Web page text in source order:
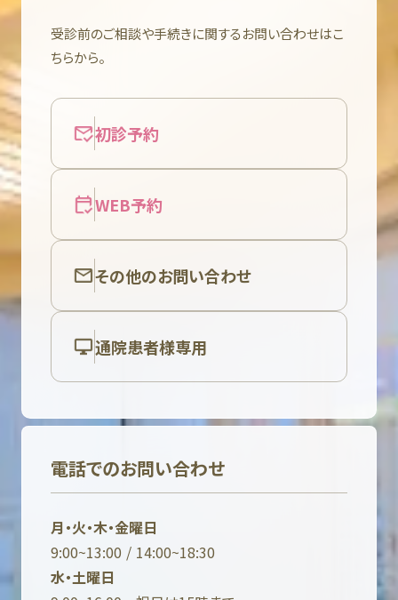
受診前のご相談や手続きに関するお問い合わせはこ
ちらから。
初診予約
WEB予約
その他のお問い合わせ
通院患者様専用
電話でのお問い合わせ
月・火・木・金曜日
9:00~13:00 / 14:00~18:30
水・土曜日